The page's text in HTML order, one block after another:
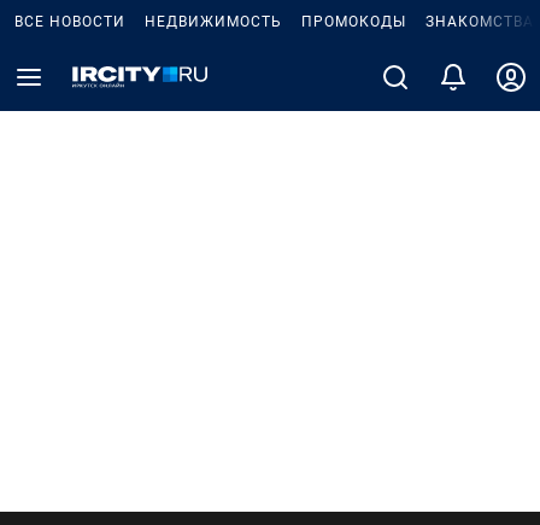
ВСЕ НОВОСТИ НЕДВИЖИМОСТЬ ПРОМОКОДЫ ЗНАКОМСТВА